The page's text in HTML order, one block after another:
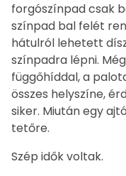
forgószínpad csak
színpad bal felét
hátulról lehetett
színpadra lépni.
függőhíddal, a
összes helyszíne,
siker. Miután egy
tetőre.
Szép idők voltak.